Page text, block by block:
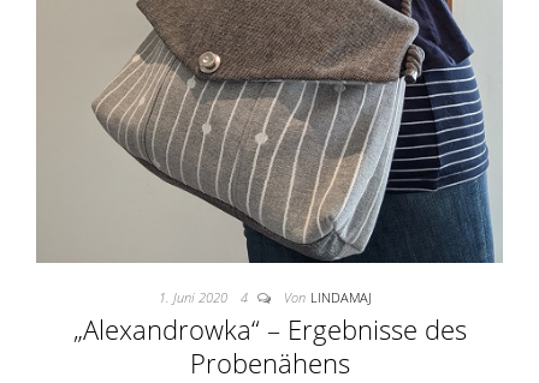
1. Juni 2020 4 Von LINDAMAJ
„Alexandrowka“ – Ergebnisse des
Probenähens